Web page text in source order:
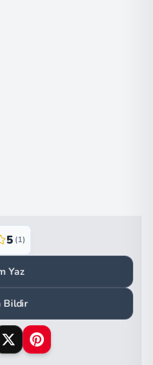
5 (1)
Yaz
Bildir